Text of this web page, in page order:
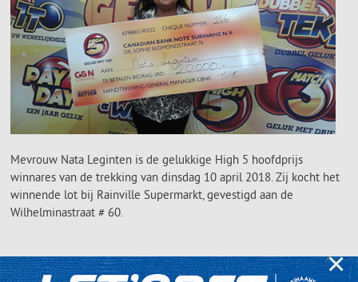
Mevrouw Nata Leginten is de gelukkige High 5 hoofdprijs
winnares van de trekking van dinsdag 10 april 2018. Zij kocht het
winnende lot bij Rainville Supermarkt, gevestigd aan de
Wilhelminastraat # 60.
×